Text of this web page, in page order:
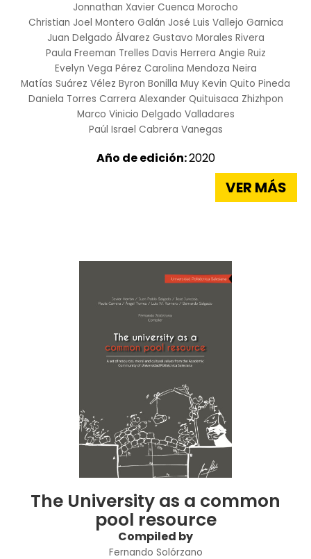
Jonnathan Xavier Cuenca Morocho
Christian Joel Montero Galán José Luis Vallejo Garnica
Juan Delgado Álvarez Gustavo Morales Rivera
Paula Freeman Trelles Davis Herrera Angie Ruiz
Evelyn Vega Pérez Carolina Mendoza Neira
Matías Suárez Vélez Byron Bonilla Muy Kevin Quito Pineda
Daniela Torres Carrera Alexander Quituisaca Zhizhpon
Marco Vinicio Delgado Valladares
Paúl Israel Cabrera Vanegas
Año de edición:2020
VER MÁS
The University as a common
pool resource
Compiled by
Fernando Solórzano